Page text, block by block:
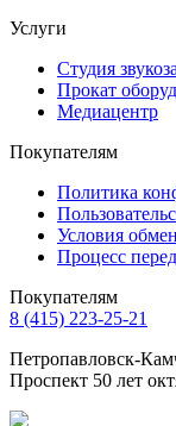
Услуги
Студия
Прокат
Медиацентр
Покупателям
Политика
Условия
Процесс
Покупателям
8 (415) 223-25-21
Петропавловск-
Проспект 50 лет